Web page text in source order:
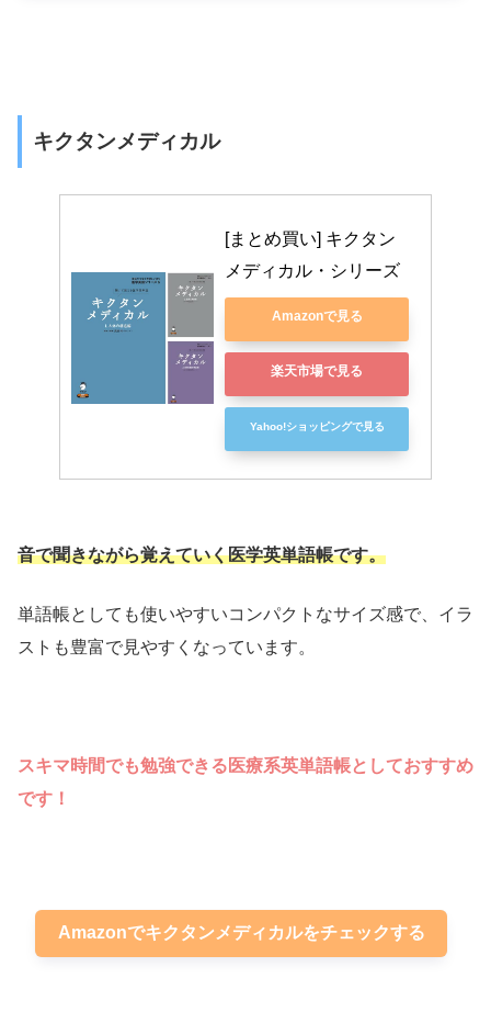
キクタンメディカル
[まとめ買い] キクタン
メディカル・シリーズ
Amazonで見る
楽天市場で見る
Yahoo!ショッピングで見る
音で聞きながら覚えていく医学英単語帳です。
単語帳としても使いやすいコンパクトなサイズ感で、イラ
ストも豊富で見やすくなっています。
スキマ時間でも勉強できる医療系英単語帳としておすすめ
です！
Amazonでキクタンメディカルをチェックする